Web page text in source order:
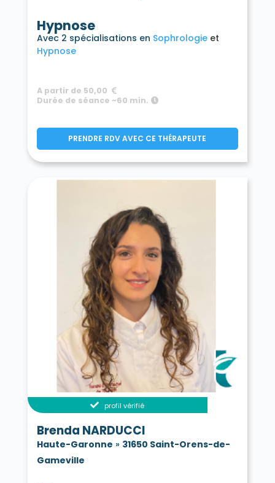
Hypnose
Avec 2 spécialisations en Sophrologie
Hypnose
A partir de 50,00
Durée de séance ~60 min.
PRENDRE RDV AVEC CE THÉRAPEUTE
profil vérifié
Brenda NARDUCCI
Haute-Garonne » 31650 Saint-Orens-de-
Gameville